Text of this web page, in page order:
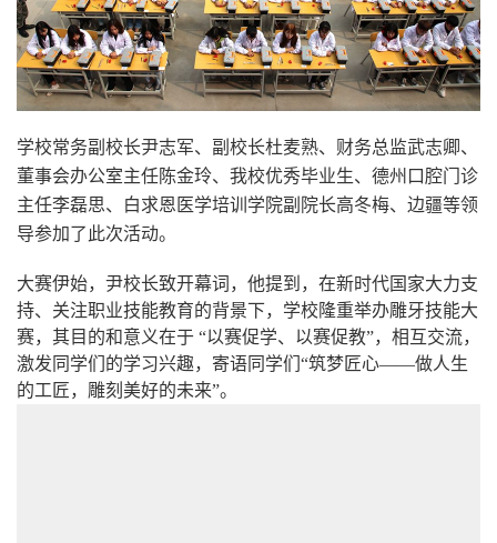
学校常务副校长尹志军、副校长杜麦熟、财务总监武志卿、
董事会办公室主任陈金玲、我校优秀毕业生、德州口腔门诊
主任李磊思、白求恩医学培训学院副院长高冬梅、边疆等领
导参加了此次活动。
大赛伊始，尹校长致开幕词，他提到，在新时代国家大力支
持、关注职业技能教育的背景下，学校隆重举办雕牙技能大
赛，其目的和意义在于 “以赛促学、以赛促教”，相互交流，
激发同学们的学习兴趣，寄语同学们“筑梦匠心——做人生
的工匠，雕刻美好的未来”。